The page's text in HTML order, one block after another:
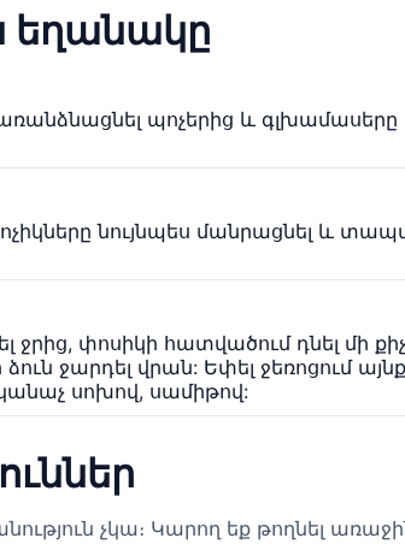
պոչերից և գլխամասերը
նույնպես մանրացնել և
ջրից, փոսիկի հատվածում դնել մի քիչ
ջարդել վրան: Եփել ջեռոցում
սոխով, սամիթով:
չկա։ Կարող եք թողնել